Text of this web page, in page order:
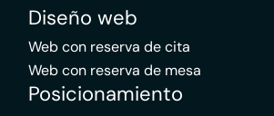
Diseño web
Web con reserva de cita
Web con reserva de mesa
Posicionamiento